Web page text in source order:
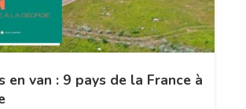
en van : 9 pays de la France à